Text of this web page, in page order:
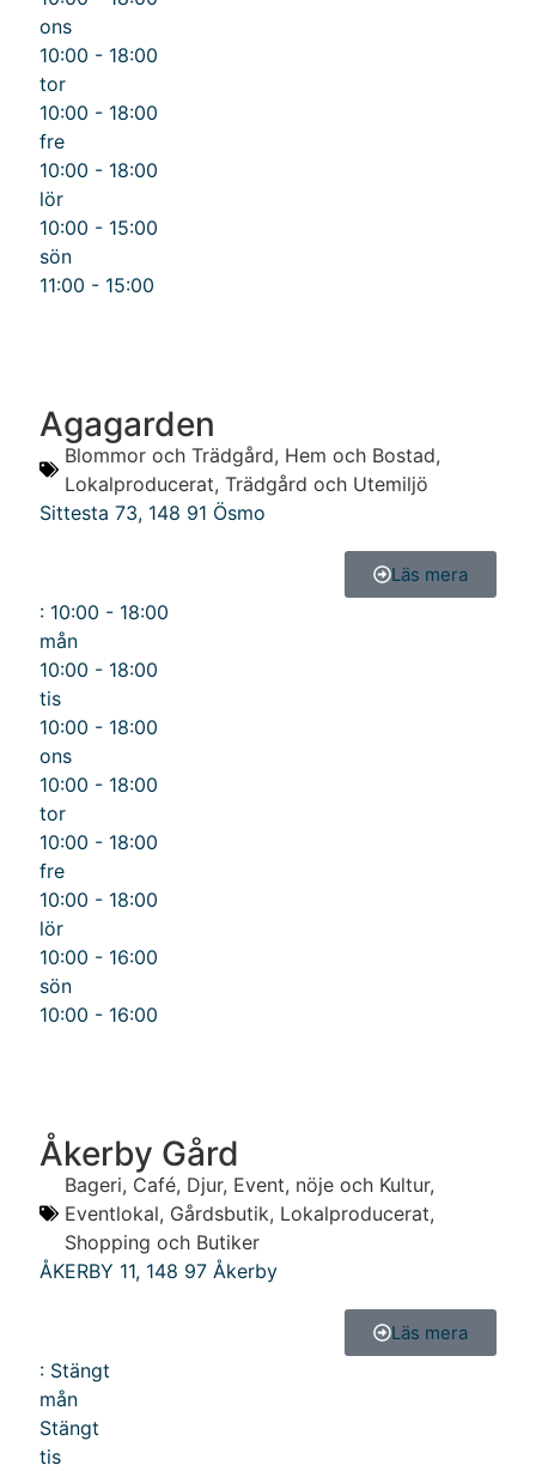
ons
10:00 - 18:00
tor
10:00 - 18:00
fre
10:00 - 18:00
lör
10:00 - 15:00
sön
11:00 - 15:00
Agagarden
Blommor och Trädgård, Hem och Bostad,
Lokalproducerat,Trädgård och Utemiljö
Sittesta 73, 148 91 Ösmo
Läs mera
: 10:00 - 18:00
mån
10:00 - 18:00
tis
10:00 - 18:00
ons
10:00 - 18:00
tor
10:00 - 18:00
fre
10:00 - 18:00
lör
10:00 - 16:00
sön
10:00 - 16:00
Åkerby Gård
Bageri, Café, Djur, Event, nöje och Kultur,
Eventlokal, Gårdsbutik, Lokalproducerat,
Shopping och Butiker
ÅKERBY 11, 148 97 Åkerby
Läs mera
: Stängt
mån
Stängt
tis